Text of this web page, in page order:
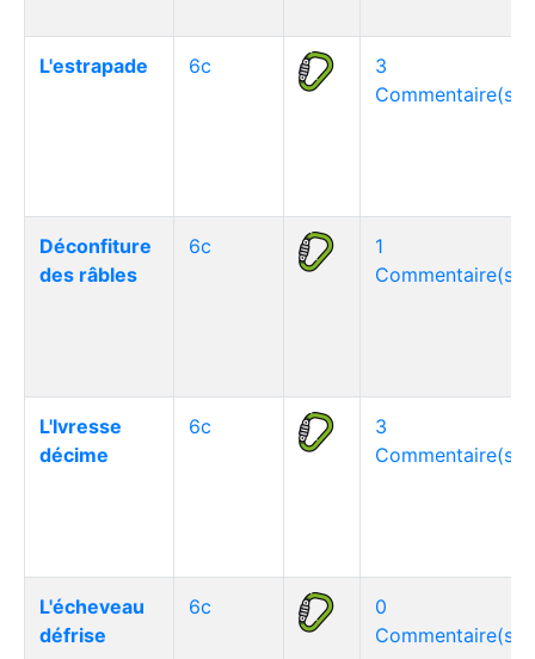
L'estrapade 6c
3
Commentaire(s)
Déconfiture
des râbles
6c
1
Commentaire(s)
L'Ivresse
décime
6c
3
Commentaire(s)
L'écheveau
défrise
6c
0
Commentaire(s)